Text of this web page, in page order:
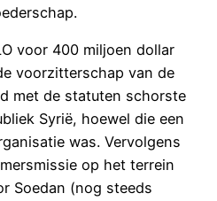
voor 400 miljoen dollar
voorzitterschap van de
met de statuten schorste
Syrië, hoewel die een
was. Vervolgens
op het terrein
Soedan (nog steeds